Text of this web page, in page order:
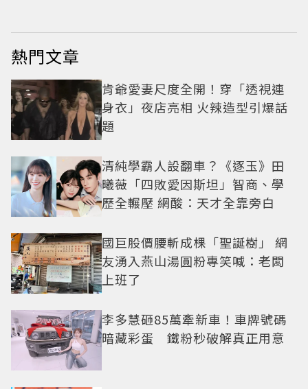
熱門文章
肯爺愛妻尺度全開！穿「透視連
身衣」夜店亮相 火辣造型引爆話
題
清純學霸人設翻車？《逐玉》田
曦薇「四敗愛因斯坦」智商、學
歷全輾壓 網酸：天才全靠旁白
國巨股價腰斬成棵「聖誕樹」 網
友湧入燕山湯圓粉專笑喊：老闆
上班了
李多慧砸85萬牽新車！車牌號碼
暗藏彩蛋 鐵粉秒破解真正用意